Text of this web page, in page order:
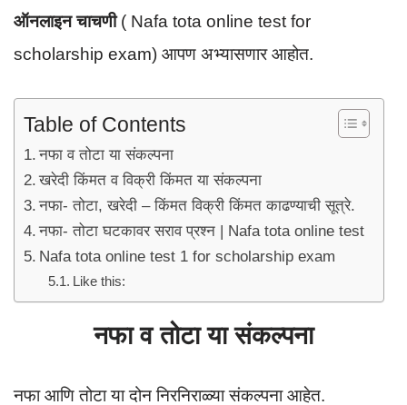
ऑनलाइन चाचणी( Nafa tota online test for
scholarship exam) आपण अभ्यासणार आहोत.
Table of Contents
नफा व तोटा या संकल्पना
खरेदी किंमत व विक्री किंमत या संकल्पना
नफा- तोटा, खरेदी – किंमत विक्री किंमत काढण्याची सूत्रे.
नफा- तोटा घटकावर सराव प्रश्न | Nafa tota online test
Nafa tota online test 1 for scholarship exam
Like this:
नफा व तोटा या संकल्पना
नफा आणि तोटा या दोन निरनिराळ्या संकल्पना आहेत.